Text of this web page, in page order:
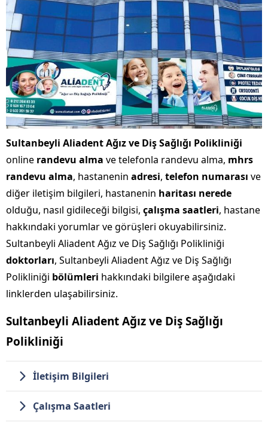
Sultanbeyli Aliadent Ağız ve Diş Sağlığı Polikliniği
online randevu alma ve telefonla randevu alma, mhrs
randevu alma, hastanenin adresi, telefon numarası ve
diğer iletişim bilgileri, hastanenin haritası nerede
olduğu, nasıl gidileceği bilgisi, çalışma saatleri, hastane
hakkındaki yorumlar ve görüşleri okuyabilirsiniz.
Sultanbeyli Aliadent Ağız ve Diş Sağlığı Polikliniği
doktorları, Sultanbeyli Aliadent Ağız ve Diş Sağlığı
Polikliniği bölümleri hakkındaki bilgilere aşağıdaki
linklerden ulaşabilirsiniz.
Sultanbeyli Aliadent Ağız ve Diş Sağlığı
Polikliniği
İletişim Bilgileri
Çalışma Saatleri